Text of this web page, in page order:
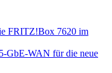
FRITZ!Box 7620 im
GbE-WAN für die neue